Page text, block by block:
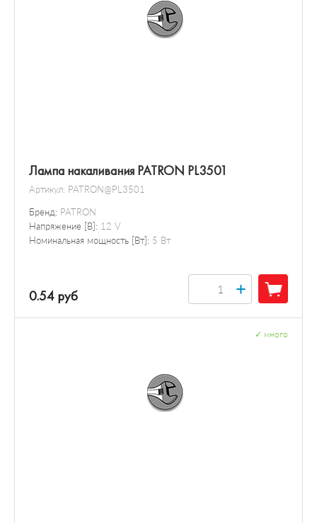
Лампа накаливания PATRON PL3501
Артикул: PATRON@PL3501
Бренд: PATRON
Напряжение [В]: 12 V
Номинальная мощность [Вт]: 5 Вт
0.54 руб +
много